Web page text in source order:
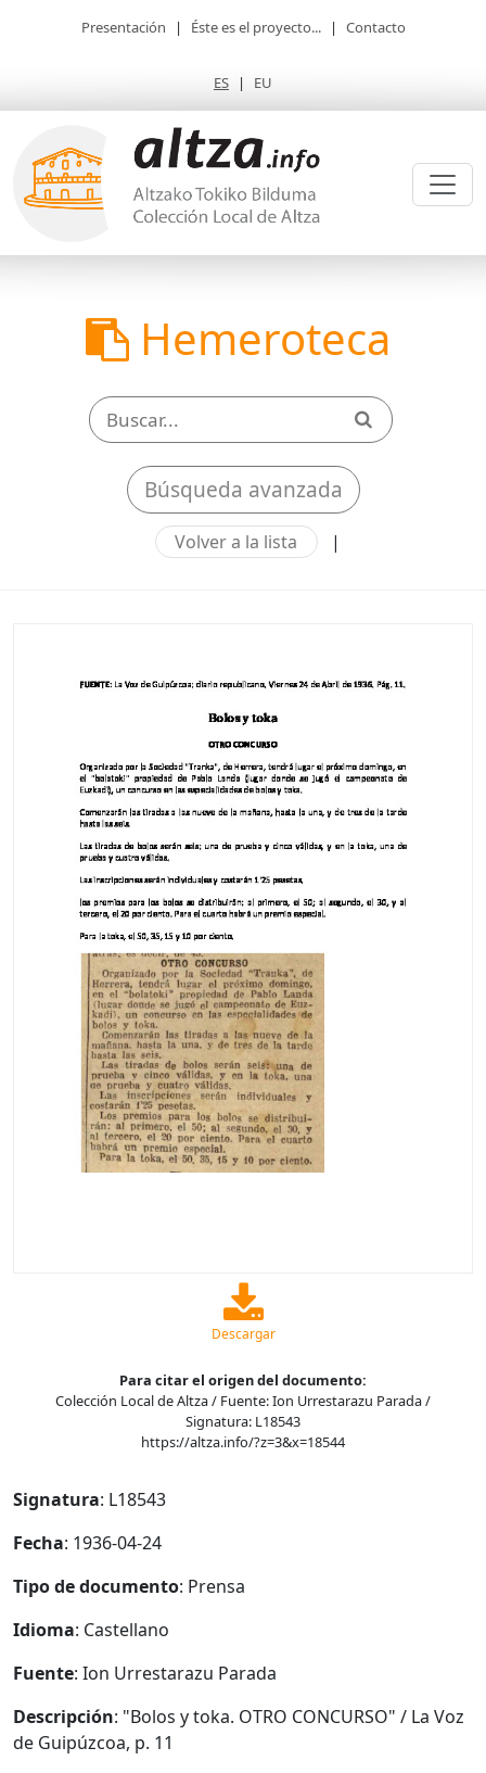
Presentación | Éste es el proyecto... | Contacto
ES | EU
Hemeroteca
Búsqueda avanzada
Volver a la lista |
Descargar
Para citar el origen del documento:
Colección Local de Altza / Fuente: Ion Urrestarazu Parada /
Signatura: L18543
https://altza.info/?z=3&x=18544
Signatura: L18543
Fecha: 1936-04-24
Tipo de documento: Prensa
Idioma: Castellano
Fuente: Ion Urrestarazu Parada
Descripción: "Bolos y toka. OTRO CONCURSO" / La Voz
de Guipúzcoa, p. 11